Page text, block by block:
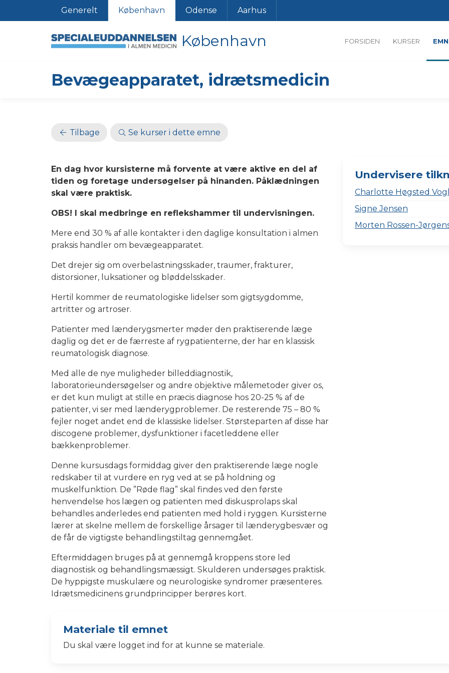
Generelt København Odense Aarhus
København FORSIDEN KURSER
Bevægeapparatet, idrætsmedicin
Tilbage Se kurser i dette emne
En dag hvor kursisterne må forvente at være aktive en del af
tiden og foretage undersøgelser på hinanden. Påklædningen
skal være praktisk.
OBS! I skal medbringe en reflekshammer til undervisningen.
Mere end 30 % af alle kontakter i den daglige konsultation i almen
praksis handler om bevægeapparatet.
Det drejer sig om overbelastningsskader, traumer, frakturer,
distorsioner, luksationer og bløddelsskader.
Hertil kommer de reumatologiske lidelser som gigtsygdomme,
artritter og artroser.
Patienter med lænderygsmerter møder den praktiserende læge
daglig og det er de færreste af rygpatienterne, der har en klassisk
reumatologisk diagnose.
Med alle de nye muligheder billeddiagnostik,
laboratorieundersøgelser og andre objektive målemetoder giver os,
er det kun muligt at stille en præcis diagnose hos 20-25 % af de
patienter, vi ser med lænderygproblemer. De resterende 75 – 80 %
fejler noget andet end de klassiske lidelser. Størsteparten af disse har
discogene problemer, dysfunktioner i facetleddene eller
bækkenproblemer.
Denne kursusdags formiddag giver den praktiserende læge nogle
redskaber til at vurdere en ryg ved at se på holdning og
muskelfunktion. De ”Røde flag” skal findes ved den første
henvendelse hos lægen og patienten med diskusprolaps skal
behandles anderledes end patienten med hold i ryggen. Kursisterne
lærer at skelne mellem de forskellige årsager til lænderygbesvær og
de får de vigtigste behandlingstiltag gennemgået.
Eftermiddagen bruges på at gennemgå kroppens store led
diagnostisk og behandlingsmæssigt. Skulderen undersøges praktisk.
De hyppigste muskulære og neurologiske syndromer præsenteres.
Idrætsmedicinens grundprincipper berøres kort.
Undervisere
Charlotte Høgsted
Signe Jensen
Morten Rossen-
Materiale til emnet
Du skal være logget ind for at kunne se materiale.